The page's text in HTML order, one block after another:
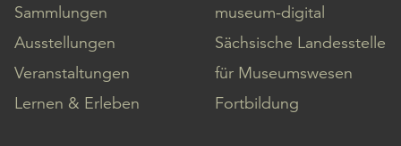
Sammlungen
Ausstellungen
Veranstaltungen
Lernen & Erleben
museum-digital
Sächsische Landesstelle
für Museumswesen
Fortbildung